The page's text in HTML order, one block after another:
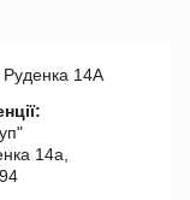
14А
14а,